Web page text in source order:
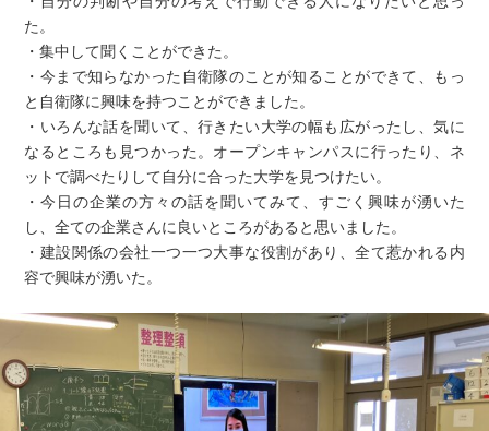
た。
・集中して聞くことができた。
・今まで知らなかった自衛隊のことが知ることができて、もっ
と自衛隊に興味を持つことができました。
・いろんな話を聞いて、行きたい大学の幅も広がったし、気に
なるところも見つかった。オープンキャンパスに行ったり、ネ
ットで調べたりして自分に合った大学を見つけたい。
・今日の企業の方々の話を聞いてみて、すごく興味が湧いた
し、全ての企業さんに良いところがあると思いました。
・建設関係の会社一つ一つ大事な役割があり、全て惹かれる内
容で興味が湧いた。